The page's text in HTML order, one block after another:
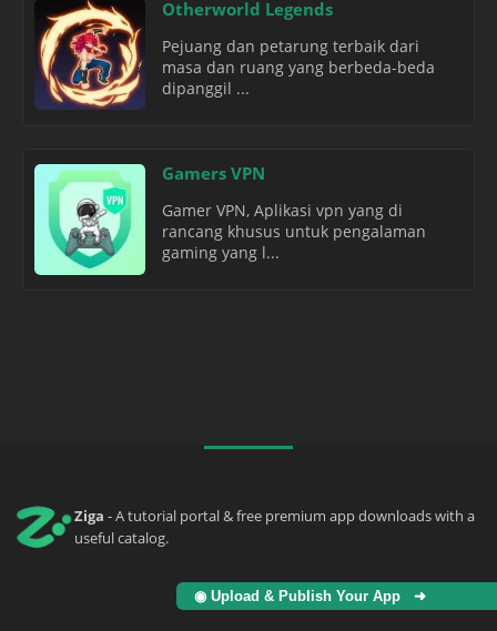
Otherworld Legends
Pejuang dan petarung terbaik dari
masa dan ruang yang berbeda-beda
dipanggil ...
Gamers VPN
Gamer VPN, Aplikasi vpn yang di
rancang khusus untuk pengalaman
gaming yang l...
Ziga - A tutorial portal & free premium app downloads with a
useful catalog.
◉ Upload & Publish Your App ➜